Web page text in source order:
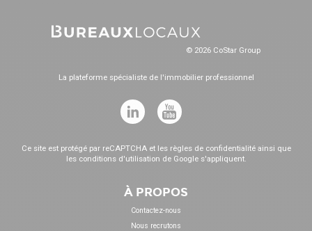
© 2026 CoStar Group
La plateforme spécialiste de l'immobilier professionnel
Ce site est protégé par reCAPTCHA et les règles de confidentialitéainsi que
les conditions d'utilisation de Google s'appliquent.
À PROPOS
Contactez-nous
Nous recrutons